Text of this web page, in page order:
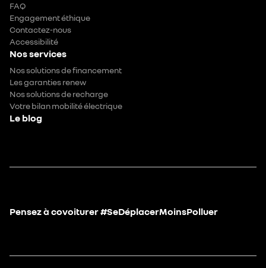
FAQ
Engagement éthique
Contactez-nous
Accessibilité
Nos services
Nos solutions de financement
Les garanties renew
Nos solutions de recharge
Votre bilan mobilité électrique
Le blog
Pensez à covoiturer #SeDéplacerMoinsPolluer